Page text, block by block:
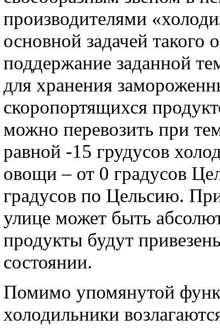
производителями
основной задачей такого
поддержание заданной
для хранения
скоропортящихся
можно перевозить при
равной -15 грудусов
овощи – от 0 градусов
градусов по Цельсию.
улице может быть
продукты будут
состоянии.
Помимо упомянутой
холодильники